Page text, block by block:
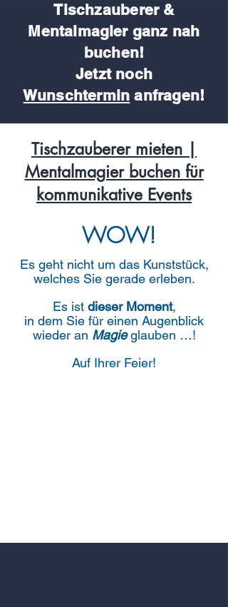
Tischzauberer &
Mentalmagier ganz nah
buchen!
Jetzt noch
Wunschtermin anfragen!
Tischzauberer mieten |
Mentalmagier buchen für
kommunikative Events
WOW!
Es geht nicht um das Kunststück,
welches Sie gerade erleben.
Es ist dieser Moment,
in dem Sie für einen Augenblick
wieder an Magieglauben …!
Auf Ihrer Feier!